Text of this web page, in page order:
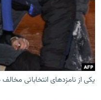
به ما بپیوندید
زبان‌های دیگر
یکی از نامزدهای انتخاباتی